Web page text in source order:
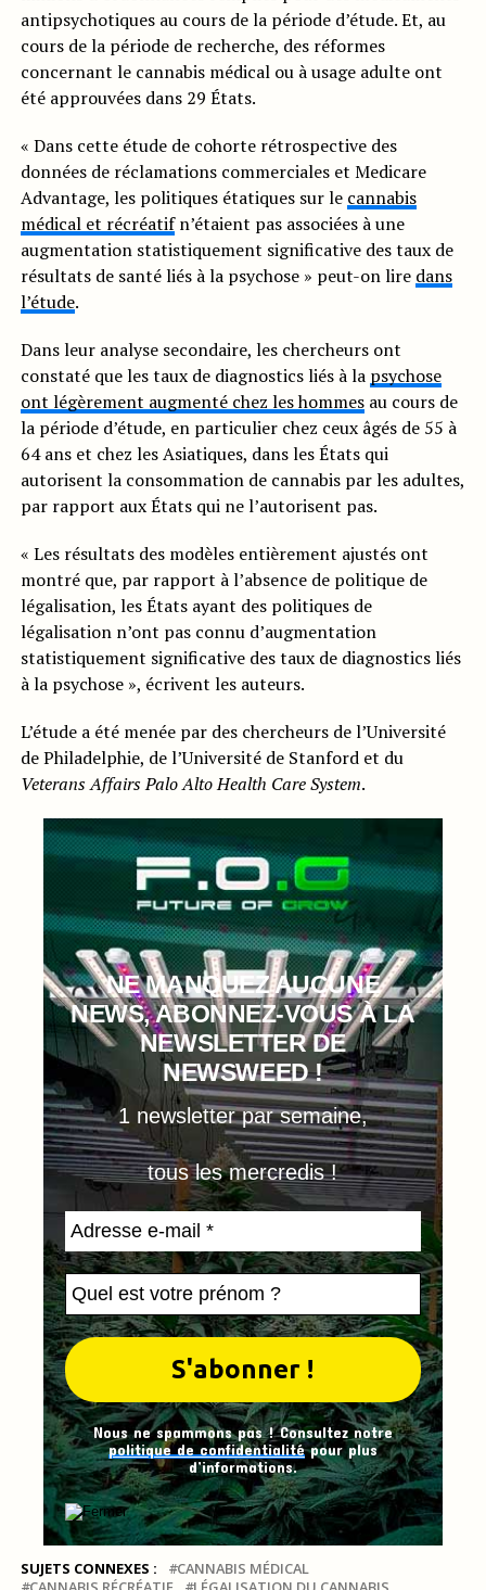
antipsychotiques au cours de la période d’étude. Et, au
cours de la période de recherche, des réformes
concernant le cannabis médical ou à usage adulte ont
été approuvées dans 29 États.
« Dans cette étude de cohorte rétrospective des
données de réclamations commerciales et Medicare
Advantage, les politiques étatiques sur le cannabis
médical et récréatifn’étaient pas associées à une
augmentation statistiquement significative des taux de
résultats de santé liés à la psychose » peut-on lire dans
l’étude.
Dans leur analyse secondaire, les chercheurs ont
constaté que les taux de diagnostics liés à la psychose
ont légèrement augmenté chez les hommesau cours de
la période d’étude, en particulier chez ceux âgés de 55 à
64 ans et chez les Asiatiques, dans les États qui
autorisent la consommation de cannabis par les adultes,
par rapport aux États qui ne l’autorisent pas.
« Les résultats des modèles entièrement ajustés ont
montré que, par rapport à l’absence de politique de
légalisation, les États ayant des politiques de
légalisation n’ont pas connu d’augmentation
statistiquement significative des taux de diagnostics liés
à la psychose », écrivent les auteurs.
L’étude a été menée par des chercheurs de l’Université
de Philadelphie, de l’Université de Stanford et du
Veterans Affairs Palo Alto Health Care System.
NE MANQUEZ AUCUNE
NEWS, ABONNEZ-VOUS À LA
NEWSLETTER DE
NEWSWEED !
1 newsletter par semaine,
tous les mercredis !
Nous ne spammons pas ! Consultez notre
politique de confidentialitépour plus
d’informations.
SUJETS CONNEXES :
CANNABIS MÉDICAL